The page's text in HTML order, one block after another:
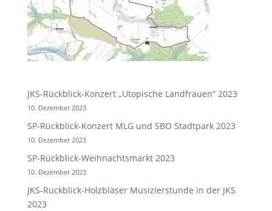
JKS-Rückblick-Konzert „Utopische Landfrauen“ 2023
10. Dezember 2023
SP-Rückblick-Konzert MLG und SBO Stadtpark 2023
10. Dezember 2023
SP-Rückblick-Weihnachtsmarkt 2023
10. Dezember 2023
JKS-Rückblick-Holzbläser Musizierstunde in der JKS
2023